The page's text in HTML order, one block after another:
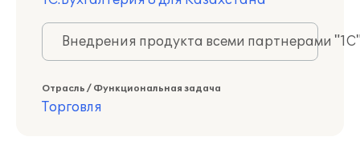
Внедрения продукта всеми партнерами
Отрасль / Функциональная задача
Торговля